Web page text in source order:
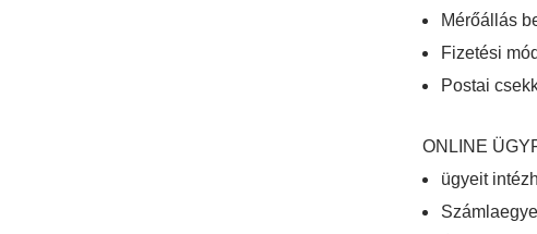
Mérőállás
Fizetési
Postai
ONLINE
ügyeit